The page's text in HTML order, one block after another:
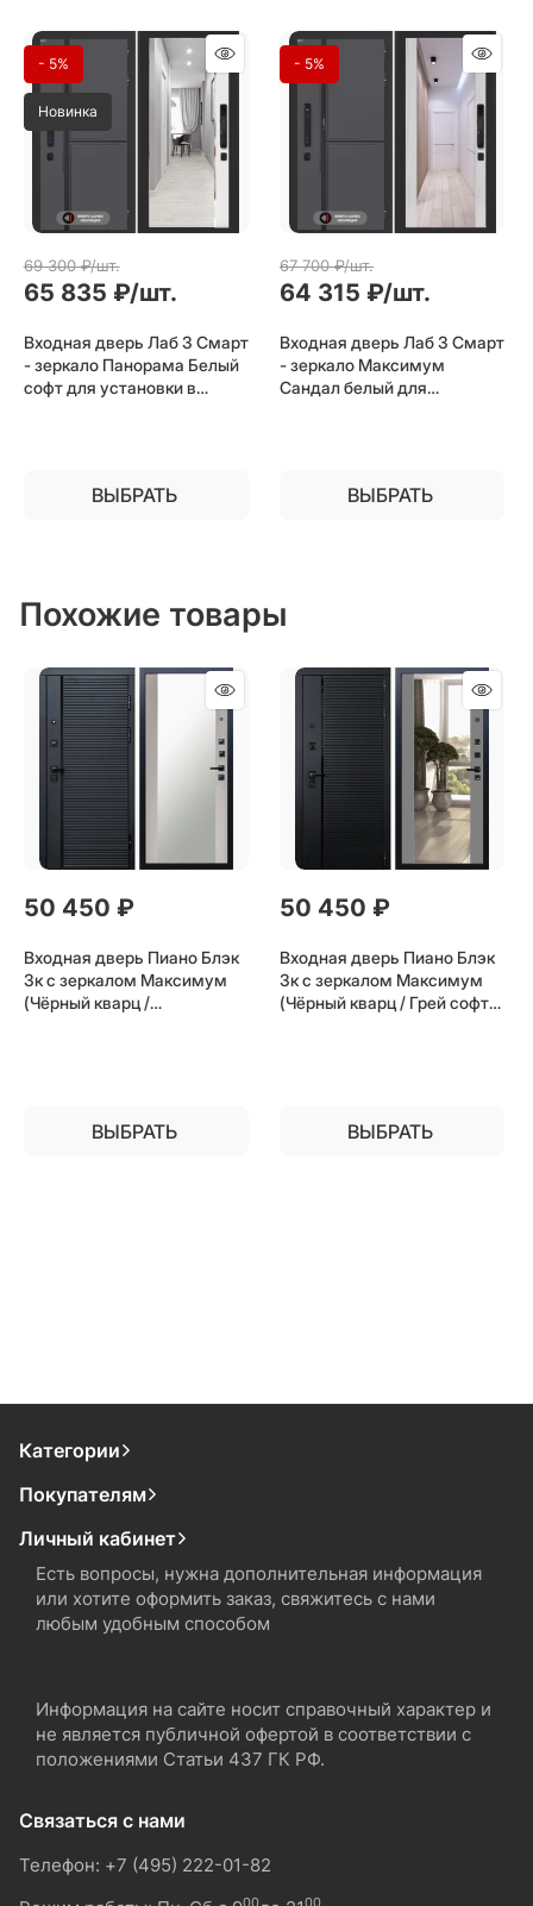
- 5%
Новинка
69 300 ₽/шт.
65 835 ₽/шт.
Входная дверь Лаб 3 Смарт
- зеркало Панорама Белый
софт для установки в
ВЫБРАТЬ
- 5%
67 700 ₽/шт.
64 315 ₽/шт.
Входная дверь Лаб 3 Смарт
- зеркало Максимум
Сандал белый для
ВЫБРАТЬ
Похожие товары
50 450 ₽
Входная дверь Пиано Блэк
3к с зеркалом Максимум
(Чёрный кварц /
ВЫБРАТЬ
50 450 ₽
Входная дверь Пиано Блэк
3к с зеркалом Максимум
(Чёрный кварц / Грей софт)
ВЫБРАТЬ
Категории
Покупателям
Личный кабинет
Есть вопросы, нужна дополнительная информация
или хотите оформить заказ, свяжитесь с нами
любым удобным способом
Информация на сайте носит справочный характер и
не является публичной офертой в соответствии с
положениями Статьи 437 ГК РФ.
Связаться с нами
Телефон: +7 (495) 222-01-82